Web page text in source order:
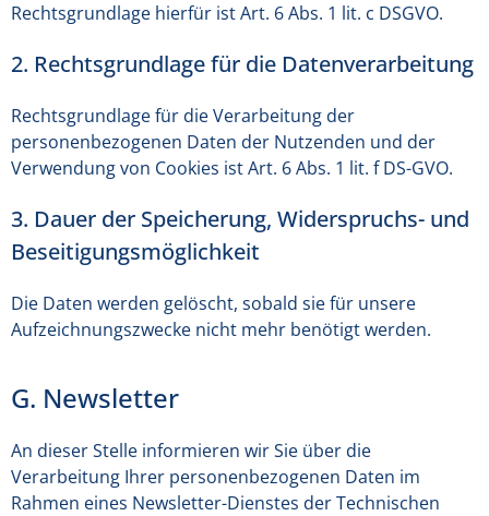
Rechtsgrundlage hierfür ist Art. 6 Abs. 1 lit. c DSGVO.
2. Rechtsgrundlage für die Datenverarbeitung
Rechtsgrundlage für die Verarbeitung der
personenbezogenen Daten der Nutzenden und der
Verwendung von Cookies ist Art. 6 Abs. 1 lit. f DS-GVO.
3. Dauer der Speicherung, Widerspruchs- und
Beseitigungsmöglichkeit
Die Daten werden gelöscht, sobald sie für unsere
Aufzeichnungszwecke nicht mehr benötigt werden.
G. Newsletter
An dieser Stelle informieren wir Sie über die
Verarbeitung Ihrer personenbezogenen Daten im
Rahmen eines Newsletter-Dienstes der Technischen